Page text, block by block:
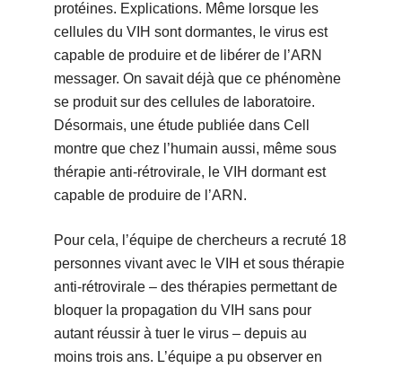
protéines. Explications. Même lorsque les
cellules du VIH sont dormantes, le virus est
capable de produire et de libérer de l’ARN
messager. On savait déjà que ce phénomène
se produit sur des cellules de laboratoire.
Désormais, une étude publiée dans Cell
montre que chez l’humain aussi, même sous
thérapie anti-rétrovirale, le VIH dormant est
capable de produire de l’ARN.
Pour cela, l’équipe de chercheurs a recruté 18
personnes vivant avec le VIH et sous thérapie
anti-rétrovirale – des thérapies permettant de
bloquer la propagation du VIH sans pour
autant réussir à tuer le virus – depuis au
moins trois ans. L’équipe a pu observer en